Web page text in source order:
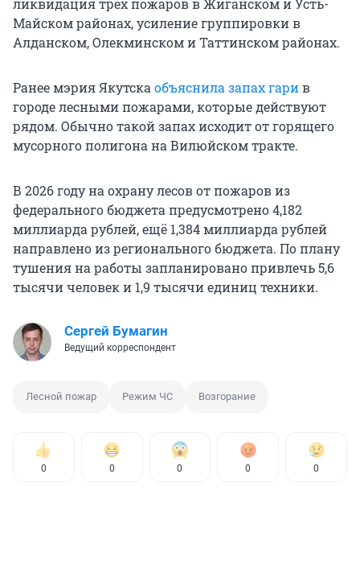
ликвидация трех пожаров в Жиганском и Усть-
Майском районах, усиление группировки в
Алданском, Олекминском и Таттинском районах.
Ранее мэрия Якутскаобъяснила запах гарив
городе лесными пожарами, которые действуют
рядом. Обычно такой запах исходит от горящего
мусорного полигона на Вилюйском тракте.
В 2026 году на охрану лесов от пожаров из
федерального бюджета предусмотрено 4,182
миллиарда рублей, ещё 1,384 миллиарда рублей
направлено из регионального бюджета. По плану
тушения на работы запланировано привлечь 5,6
тысячи человек и 1,9 тысячи единиц техники.
Сергей Бумагин
Ведущий корреспондент
Лесной пожар Режим ЧС Возгорание
0 0 0 0 0